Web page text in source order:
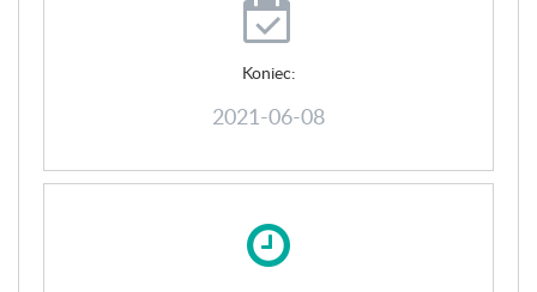
Koniec:
2021-06-08